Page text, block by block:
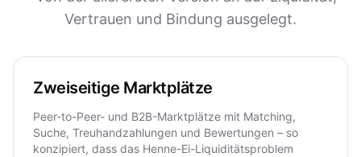
Vertrauen und Bindung ausgelegt.
Zweiseitige Marktplätze
Peer-to-Peer- und B2B-Marktplätze mit Matching,
Suche, Treuhandzahlungen und Bewertungen – so
konzipiert, dass das Henne-Ei-Liquiditätsproblem